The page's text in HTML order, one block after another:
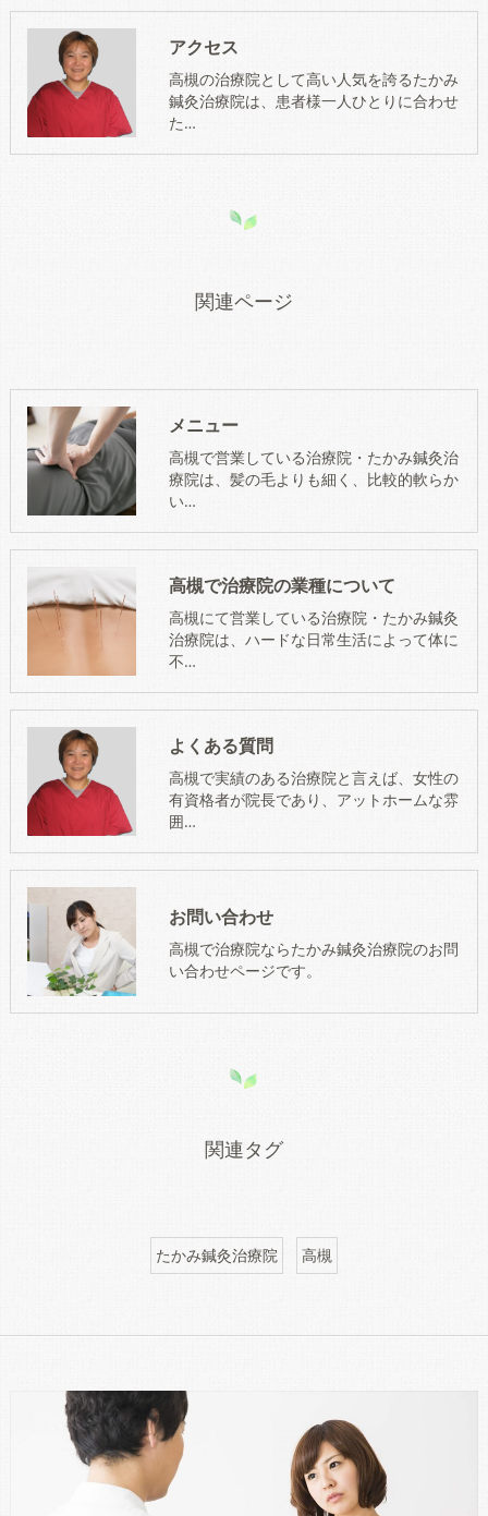
アクセス
高槻の治療院として高い人気を誇るたかみ
鍼灸治療院は、患者様一人ひとりに合わせ
た…
関連ページ
メニュー
高槻で営業している治療院・たかみ鍼灸治
療院は、髪の毛よりも細く、比較的軟らか
い…
高槻で治療院の業種について
高槻にて営業している治療院・たかみ鍼灸
治療院は、ハードな日常生活によって体に
不…
よくある質問
高槻で実績のある治療院と言えば、女性の
有資格者が院長であり、アットホームな雰
囲…
お問い合わせ
高槻で治療院ならたかみ鍼灸治療院のお問
い合わせページです。
関連タグ
たかみ鍼灸治療院 高槻